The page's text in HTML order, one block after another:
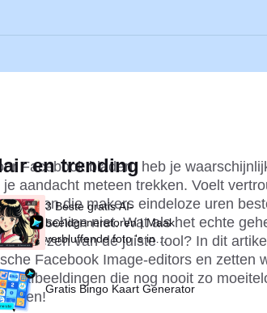
Facebook bladert, heb je
je aandacht meteen trekken. Voelt
hebben die makers eindeloze uren
Misschien niet. Wat als het echte
het kiezen van de juiste tool? In dit
Facebook Image-editors en zetten
afbeeldingen die nog nooit zo
en trending
3 Beste gratis AI-
beeldgeneratoren | Maak
verbluffende foto 's in
seconden
Gratis Bingo Kaart Generator